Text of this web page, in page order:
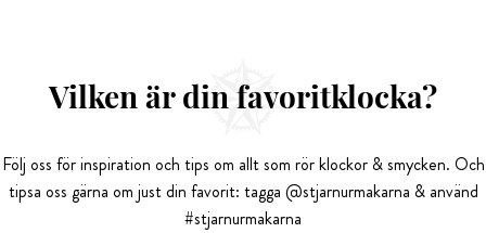
Vilken är din favoritklocka?
Följ oss för inspiration och tips om allt som rör klockor & smycken. Och
tipsa oss gärna om just din favorit: tagga @stjarnurmakarna & använd
#stjarnurmakarna